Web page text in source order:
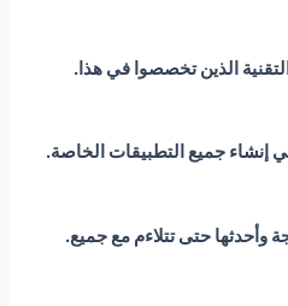
.لديها أفضل مهندسي البرمجة والتقنية الذين تخصصوا في هذا
.استخدام أحدث وسائل التقنية في إنشاء جميع التطبيقات الخاصة
.الاعتماد على أفضل لغات البرمجة وأحدثها حتى تتلاءم مع جميع